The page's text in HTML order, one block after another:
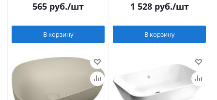
565 руб./шт
В корзину
1 528руб./шт
В корзину